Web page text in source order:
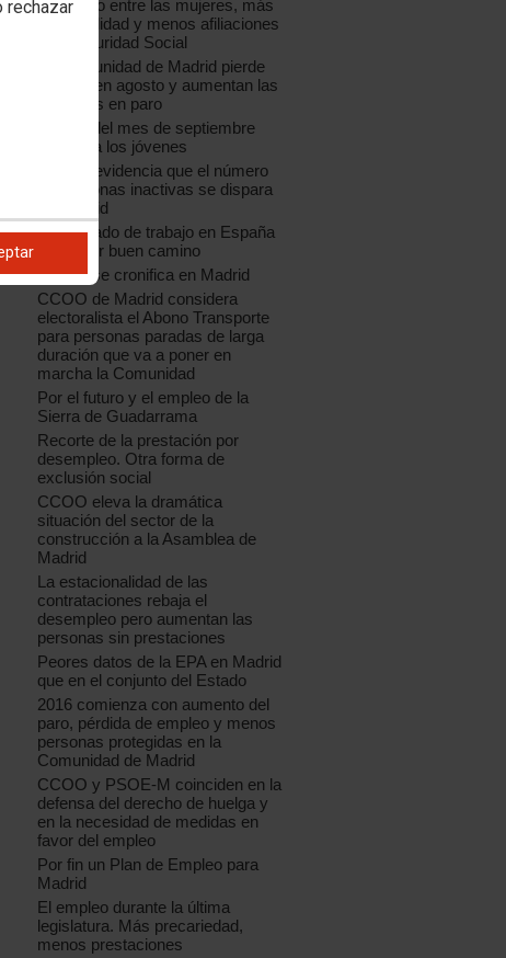
rechazar
Más paro entre las mujeres, más
temporalidad y menos afiliaciones
a la Seguridad Social
La Comunidad de Madrid pierde
empleo en agosto y aumentan las
personas en paro
El paro del mes de septiembre
castiga a los jóvenes
La EPA evidencia que el número
de personas inactivas se dispara
en Madrid
El mercado de trabajo en España
no va por buen camino
El paro se cronifica en Madrid
CCOO de Madrid considera
electoralista el Abono Transporte
para personas paradas de larga
duración que va a poner en
marcha la Comunidad
Por el futuro y el empleo de la
Sierra de Guadarrama
Recorte de la prestación por
desempleo. Otra forma de
exclusión social
CCOO eleva la dramática
situación del sector de la
construcción a la Asamblea de
Madrid
La estacionalidad de las
contrataciones rebaja el
desempleo pero aumentan las
personas sin prestaciones
Peores datos de la EPA en Madrid
que en el conjunto del Estado
2016 comienza con aumento del
paro, pérdida de empleo y menos
personas protegidas en la
Comunidad de Madrid
CCOO y PSOE-M coinciden en la
defensa del derecho de huelga y
en la necesidad de medidas en
favor del empleo
Por fin un Plan de Empleo para
Madrid
El empleo durante la última
legislatura. Más precariedad,
menos prestaciones